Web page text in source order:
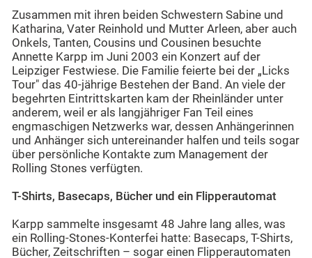
Zusammen mit ihren beiden Schwestern Sabine und
Katharina, Vater Reinhold und Mutter Arleen, aber auch
Onkels, Tanten, Cousins und Cousinen besuchte
Annette Karpp im Juni 2003 ein Konzert auf der
Leipziger Festwiese. Die Familie feierte bei der „Licks
Tour" das 40-jährige Bestehen der Band. An viele der
begehrten Eintrittskarten kam der Rheinländer unter
anderem, weil er als langjähriger Fan Teil eines
engmaschigen Netzwerks war, dessen Anhängerinnen
und Anhänger sich untereinander halfen und teils sogar
über persönliche Kontakte zum Management der
Rolling Stones verfügten.
T-Shirts, Basecaps, Bücher und ein Flipperautomat
Karpp sammelte insgesamt 48 Jahre lang alles, was
ein Rolling-Stones-Konterfei hatte: Basecaps, T-Shirts,
Bücher, Zeitschriften – sogar einen Flipperautomaten